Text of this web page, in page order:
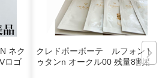
ネク
ロゴ
クレドポーボーテ ルフォンド
ゥタンn オークル00 残量8割程